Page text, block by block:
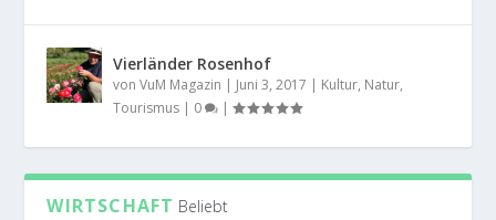
Vierländer Rosenhof
vonVuM Magazin | Juni 3, 2017 | Kultur, Natur,
Tourismus | 0 |
WIRTSCHAFT Beliebt